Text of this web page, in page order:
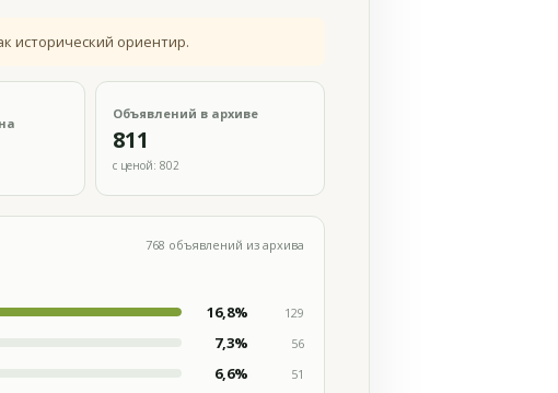
исторический ориентир.
Объявлений в архиве
811
с ценой: 802
768 объявлений из архива
16,8%
129
7,3%
56
6,6%
51